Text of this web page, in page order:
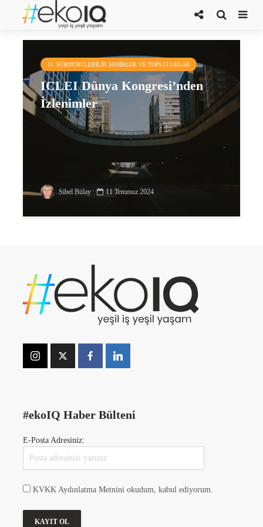
Jeremy Eppel
11. SÜRDÜRÜLEBILIR ŞEHIRLER VE TOPLULUKLAR
ICLEI Dünya Kongresi’nden
İzlenimler
Sibel Bülay 11 Temmuz 2024
#ekoIQ Haber Bülteni
E-Posta Adresiniz:
KVKK Aydınlatma Metnini okudum, kabul ediyorum.